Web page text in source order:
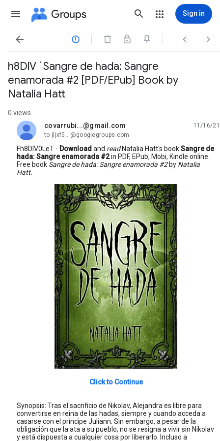
Groups Sign in
   
h8DlV `Sangre de hada: Sangre
enamorada #2 [PDF/EPub] Book by
Natalia Hatt
0 views
covarrubi...@gmail.com
unread,
11/16/21
to jljxf5...@googlegroups.com
Fh8DlV0LeT - Download and readNatalia Hatt's bookSangre de
hada: Sangre enamorada #2in PDF, EPub, Mobi, Kindle online.
Free book Sangre de hada: Sangre enamorada #2by Natalia
Hatt.
Click to Continue
Synopsis: Tras el sacrificio de Nikolav, Alejandra es libre para
convertirse en reina de las hadas, siempre y cuando acceda a
casarse con el príncipe Juliann. Sin embargo, a pesar de la
obligación que la ata a su pueblo, no se resigna a vivir sin Nikolav
y está dispuesta a cualquier cosa por liberarlo. Incluso a